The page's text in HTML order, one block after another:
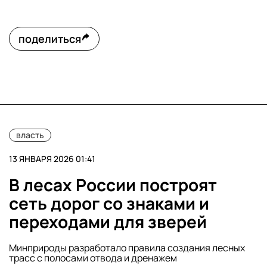
поделиться
власть
13 ЯНВАРЯ 2026 01:41
В лесах России построят
сеть дорог со знаками и
переходами для зверей
Минприроды разработало правила создания лесных
трасс с полосами отвода и дренажем